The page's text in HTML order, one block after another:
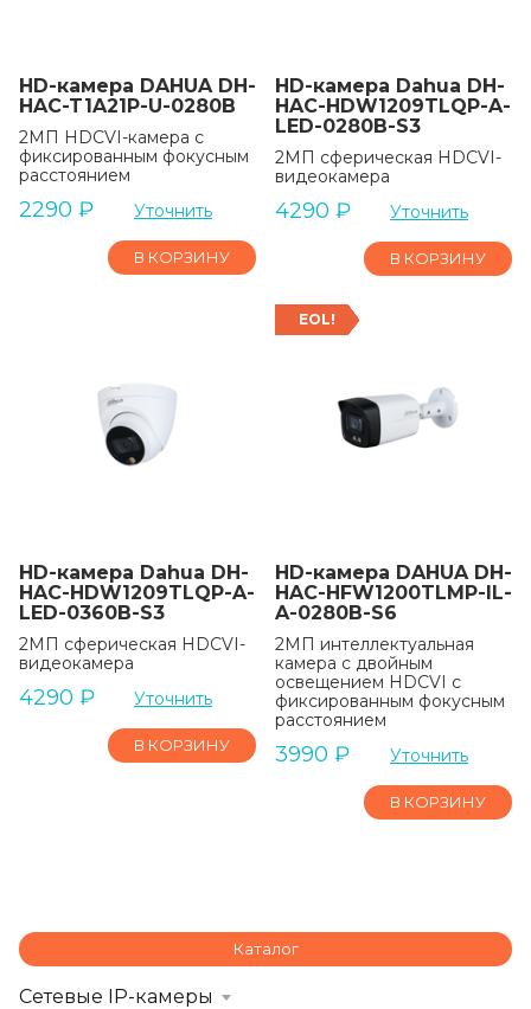
HD-камера DAHUA DH-
HAC-T1A21P-U-0280B
2МП HDCVI-камера с
фиксированным фокусным
расстоянием
2290 ₽ Уточнить
В КОРЗИНУ
HD-камера Dahua DH-
HAC-HDW1209TLQP-A-
LED-0280B-S3
2МП сферическая HDCVI-
видеокамера
4290 ₽ Уточнить
В КОРЗИНУ
HD-камера Dahua DH-
HAC-HDW1209TLQP-A-
LED-0360B-S3
2МП сферическая HDCVI-
видеокамера
4290 ₽ Уточнить
В КОРЗИНУ
EOL!
HD-камера DAHUA DH-
HAC-HFW1200TLMP-IL-
A-0280B-S6
2МП интеллектуальная
камера с двойным
освещением HDCVI с
фиксированным фокусным
расстоянием
3990 ₽ Уточнить
В КОРЗИНУ
Каталог
Сетевые IP-камеры